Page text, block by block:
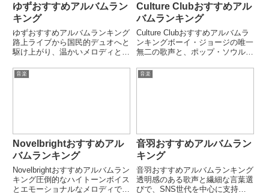
ゆずおすすめアルバムラン
キング
ゆずおすすめアルバムランキング
路上ライブから国民的デュオへと
駆け上がり、温かいメロディと真
れる存在。フォーク、ポップ、バ
ラードを自在に行き来しながら、
Culture Clubおすすめアル
バムランキング
Culture Clubおすすめアルバムラ
ンキングボーイ・ジョージの唯一
無二の歌声と、ポップ・ソウル・
ドで世界的な人気を獲得した
Culture Club。「Colour by
音楽
Novelbrightおすすめアル
バムランキング
Novelbrightおすすめアルバムラン
キング圧倒的なハイトーンボイス
とエモーショナルなメロディで、
音楽
音羽おすすめアルバムラン
キング
音羽おすすめアルバムランキング
透明感のある歌声と繊細な言葉選
びで、SNS世代を中心に支持を